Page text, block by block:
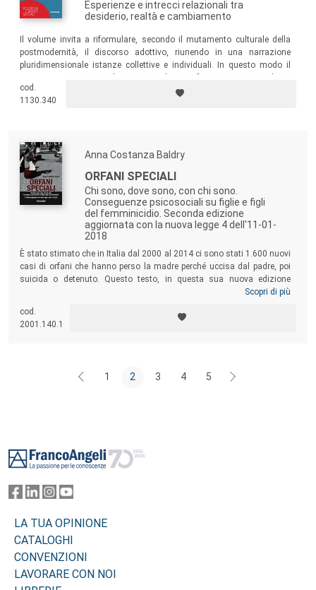
Esperienze e intrecci relazionali tra
desiderio, realtà e cambiamento
Il volume invita a riformulare, secondo il mutamento culturale della
postmodernità, il discorso adottivo, riunendo in una narrazione
pluridimensionale istanze collettive e individuali. In questo modo il
semplici neofiti, per una lettura meditata, capace di apprezzare la
ricchezza e la profondità dell’esperienza umana contenuta nel
cod.
1130.340
Anna Costanza Baldry
ORFANI SPECIALI
Chi sono, dove sono, con chi sono.
Conseguenze psicosociali su figlie e figli
del femminicidio. Seconda edizione
aggiornata con la nuova legge 4 dell'11-01-
2018
È stato stimato che in Italia dal 2000 al 2014 ci sono stati 1.600 nuovi
casi di orfani che hanno perso la madre perché uccisa dal padre, poi
suicida o detenuto. Questo testo, in questa sua nuova edizione
aggiornata in base ai cambiamenti apportati dalla legge del
giustizia, dei servizi sociali, gli insegnanti, gli studiosi, ma anche le
nuove famiglie che si occupano di questi “orfani speciali”.
Scopri di più
cod.
2001.140.1
1 2 3 4 5
LA TUA OPINIONE
CATALOGHI
CONVENZIONI
LAVORARE CON NOI